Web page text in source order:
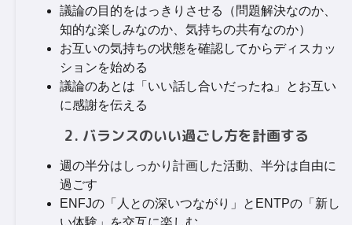
議論の目的をはっきりさせる（問題解決なのか、
知的な楽しみなのか、気持ちの共有なのか）
お互いの気持ちの状態を確認してからディスカッ
ションを始める
議論のあとは「いい話し合いだったね」とお互い
に感謝を伝える
2. バランスのいい過ごし方を計画する
週の半分はしっかり計画した活動、半分は自由に
過ごす
ENFJの「人との深いつながり」とENTPの「新し